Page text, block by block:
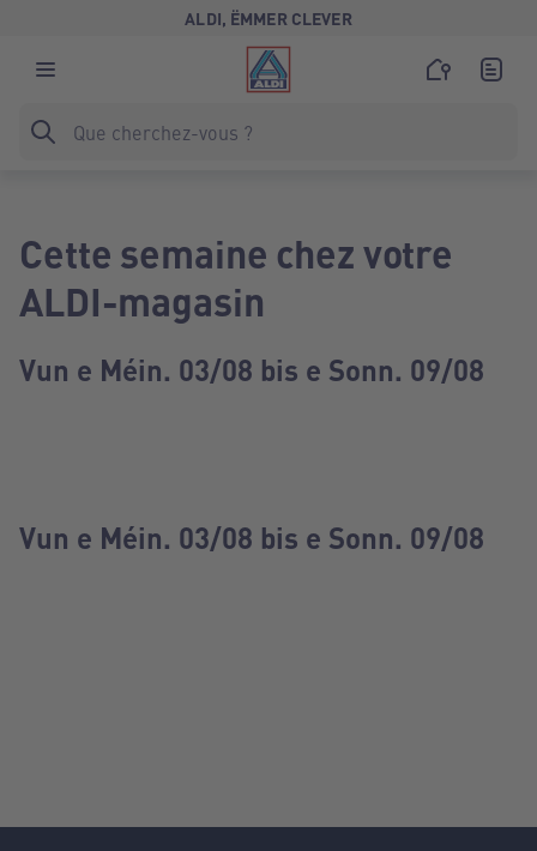
ALDI, ËMMER CLEVER
Cette semaine chez votre
ALDI-magasin
Vun e Méin. 03/08 bis e Sonn. 09/08
Vun e Méin. 03/08 bis e Sonn. 09/08